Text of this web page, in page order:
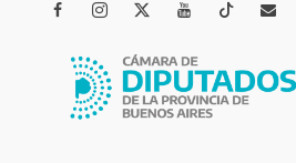
  